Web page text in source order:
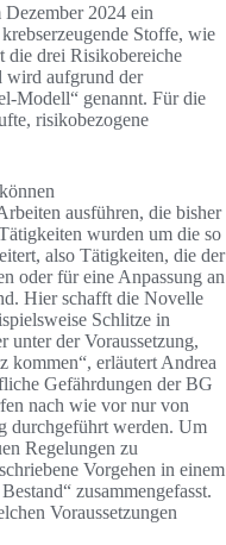
2024 ein
Stoffe, wie
die drei Risikobereiche
wird aufgrund der
Modell“ genannt. Für die
risikobezogene
ausführen, die bisher
wurden um die so
also Tätigkeiten, die der
oder für eine Anpassung an
Hier schafft die Novelle
Schlitze in
unter der Voraussetzung,
kommen“, erläutert Andrea
Gefährdungen der BG
nach wie vor nur von
durchgeführt werden. Um
Regelungen zu
Vorgehen in einem
zusammengefasst.
Voraussetzungen